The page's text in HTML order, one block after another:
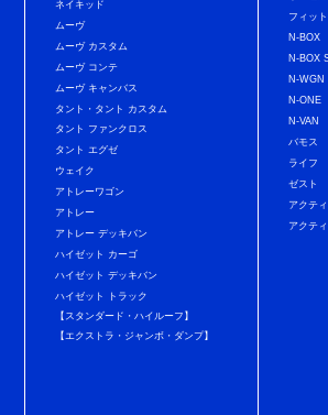
ネイキッド
ムーヴ
ムーヴ カスタム
ムーヴ コンテ
ムーヴ キャンバス
タント・タント カスタム
タント ファンクロス
タント エグゼ
ウェイク
アトレーワゴン
アトレー
アトレー デッキバン
ハイゼット カーゴ
ハイゼット デッキバン
ハイゼット トラック
【スタンダード・ハイルーフ】
【エクストラ・ジャンボ・ダンプ】
フィット
N-BOX
N-BOX
N-WGN
N-ONE
N-VAN
バモス
ライフ
ゼスト
アクテ
アクテ